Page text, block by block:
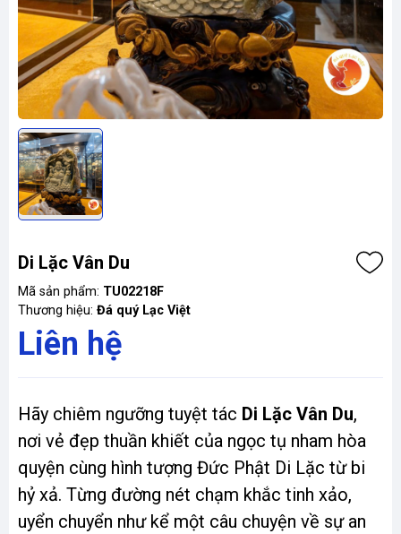
Di Lặc Vân Du
Mã sản phẩm: TU02218F
Thương hiệu: Đá quý Lạc Việt
Liên hệ
Hãy chiêm ngưỡng tuyệt tác Di Lặc Vân Du,
nơi vẻ đẹp thuần khiết của ngọc tụ nham hòa
quyện cùng hình tượng Đức Phật Di Lặc từ bi
hỷ xả. Từng đường nét chạm khắc tinh xảo,
uyển chuyển như kể một câu chuyện về sự an